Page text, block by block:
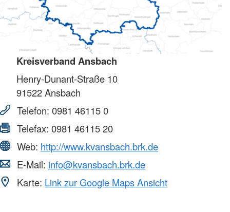
Kreisverband Ansbach
Henry-Dunant-Straße 10
91522Ansbach
Telefon: 0981 46115 0
Telefax: 0981 46115 20
Web: http://www.kvansbach.brk.de
E-Mail: info@kvansbach.brk.de
Karte: Link zur Google Maps Ansicht